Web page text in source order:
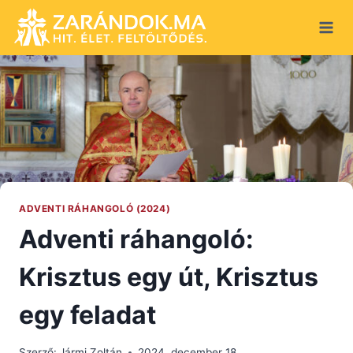
content
ADVENTI RÁHANGOLÓ (2024)
Adventi ráhangoló:
Krisztus egy út, Krisztus
egy feladat